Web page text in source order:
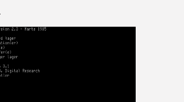
[LS] [PS5] ps5-y2jb-
[GK] Pourquoi Marvel
[GK] Test : Restory : Chill
[GK] GTA 6 : Rockstar
[GK] Hot Wheels Infinite
[GK] Mémoire cash -
[GK] Résultats Nintendo :
[GK] Déjà des
[Mo5] Brickboy cherche à
[GK] Minecraft et ses «